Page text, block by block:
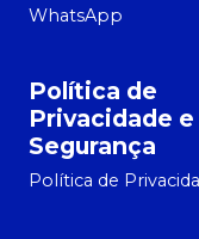
WhatsApp
Política de
Privacidade e
Segurança
Política de